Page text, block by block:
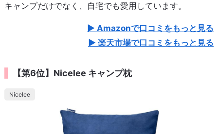
キャンプだけでなく、自宅でも愛用しています。
Amazonで口コミをもっと見る
楽天市場で口コミをもっと見る
【第6位】Nicelee キャンプ枕
Nicelee